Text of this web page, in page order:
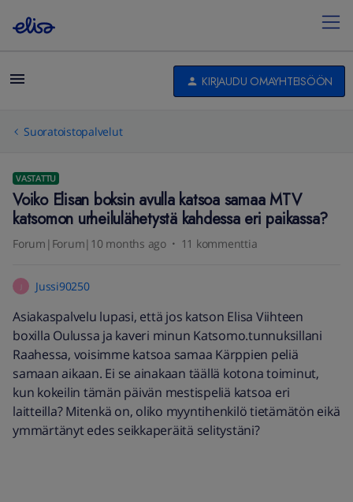
KIRJAUDU OMAYHTEISÖÖN
Suoratoistopalvelut
VASTATTU
Voiko Elisan boksin avulla katsoa samaa MTV
katsomon urheilulähetystä kahdessa eri paikassa?
Forum|Forum|10 months ago 11 kommenttia
Jussi90250
Asiakaspalvelu lupasi, että jos katson Elisa Viihteen
boxilla Oulussa ja kaveri minun Katsomo.tunnuksillani
Raahessa, voisimme katsoa samaa Kärppien peliä
samaan aikaan. Ei se ainakaan täällä kotona toiminut,
kun kokeilin tämän päivän mestispeliä katsoa eri
laitteilla? Mitenkä on, oliko myyntihenkilö tietämätön eikä
ymmärtänyt edes seikkaperäitä selitystäni?